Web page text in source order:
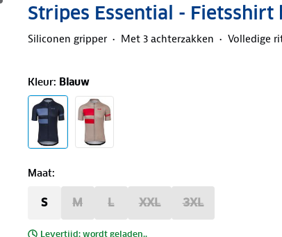
Stripes Essential - Fietsshirt
Siliconen gripper Met 3 achterzakken Volledige
Kleur: Blauw
Maat:
S M L XXL 3XL
Levertijd: wordt geladen..